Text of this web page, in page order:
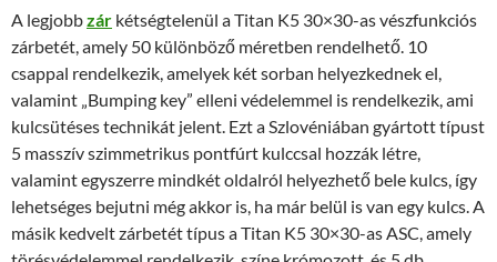
A legjobbzár kétségtelenül a Titan K5 30×30-as vészfunkciós
zárbetét, amely 50 különböző méretben rendelhető. 10
csappal rendelkezik, amelyek két sorban helyezkednek el,
valamint „Bumping key” elleni védelemmel is rendelkezik, ami
kulcsütéses technikát jelent. Ezt a Szlovéniában gyártott típust
5 masszív szimmetrikus pontfúrt kulccsal hozzák létre,
valamint egyszerre mindkét oldalról helyezhető bele kulcs, így
lehetséges bejutni még akkor is, ha már belül is van egy kulcs. A
másik kedvelt zárbetét típus a Titan K5 30×30-as ASC, amely